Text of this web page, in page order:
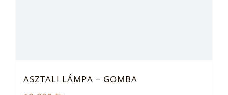
ASZTALI LÁMPA – GOMBA